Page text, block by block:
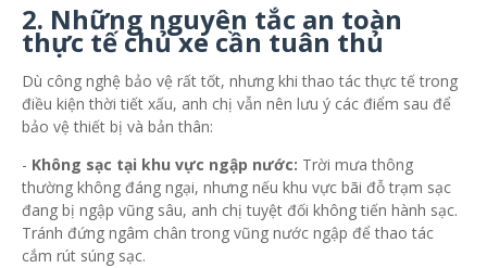
2. Những nguyên tắc an toàn
thực tế chủ xe cần tuân thủ
Dù công nghệ bảo vệ rất tốt, nhưng khi thao tác thực tế trong
điều kiện thời tiết xấu, anh chị vẫn nên lưu ý các điểm sau để
bảo vệ thiết bị và bản thân:
- Không sạc tại khu vực ngập nước: Trời mưa thông
thường không đáng ngại, nhưng nếu khu vực bãi đỗ trạm sạc
đang bị ngập vũng sâu, anh chị tuyệt đối không tiến hành sạc.
Tránh đứng ngâm chân trong vũng nước ngập để thao tác
cắm rút súng sạc.